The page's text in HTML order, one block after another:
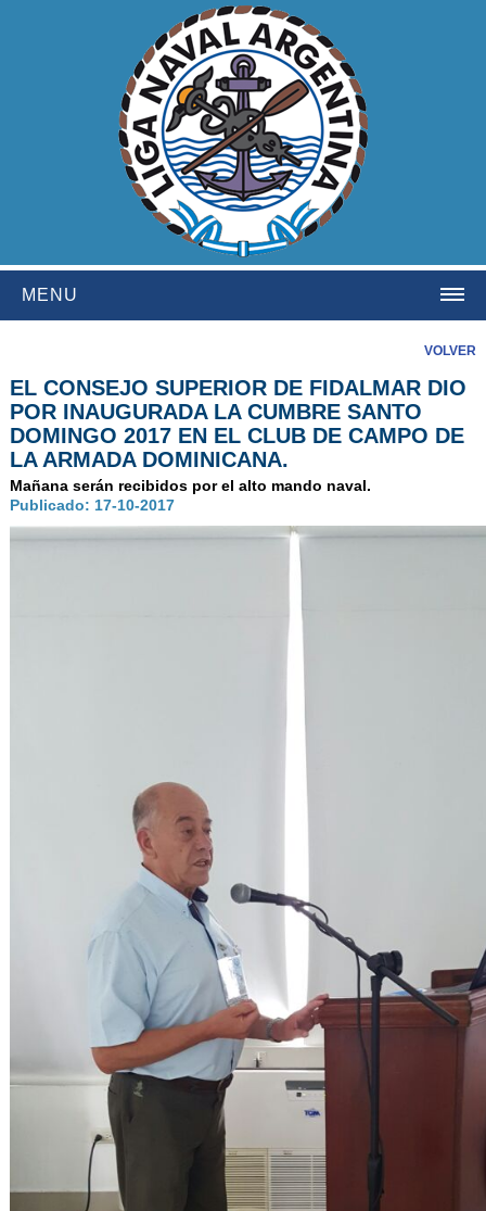
MENU
INSTITUCIONAL
NOSOTROS
HISTORIA
AUTORIDADES
BENEFICIOS
SUSCRIBIRSE
VER NEWSLETTER
CONTACTENOS
LIBRO DE VISITAS
VOLVER
EL CONSEJO SUPERIOR DE FIDALMAR DIO
POR INAUGURADA LA CUMBRE SANTO
DOMINGO 2017 EN EL CLUB DE CAMPO DE
LA ARMADA DOMINICANA.
Mañana serán recibidos por el alto mando naval.
Publicado: 17-10-2017